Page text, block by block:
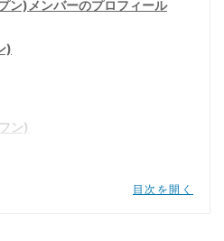
ン)メンバーのプロフィール
)
ン)
目次を開く